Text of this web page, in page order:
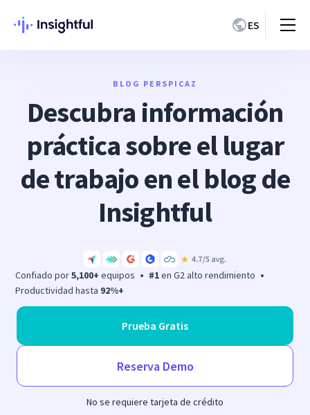
ES
BLOG PERSPICAZ
Descubra información
práctica sobre el lugar
de trabajo en el blog de
Insightful
Confiado por5,100+ equipos • #1en G2 alto rendimiento •
Productividad hasta 92%+
Prueba Gratis
Reserva Demo
No se requiere tarjeta de crédito